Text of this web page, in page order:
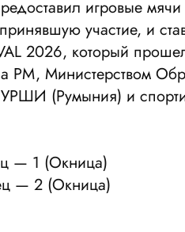
игровые
участие, и
2026, который
РМ, Министерством
(Румыния) и
— 1 (Окница)
— 2 (Окница)